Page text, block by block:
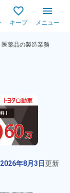
キープ メニュー
医薬品の製造業務
ンル
2026年8月3日更新